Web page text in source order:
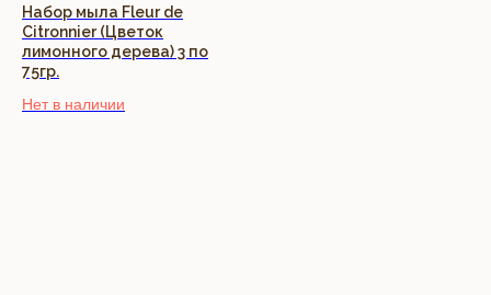
Набор мыла Fleur de
Citronnier (Цветок
лимонного дерева) 3 по
75гр.
Нет в наличии